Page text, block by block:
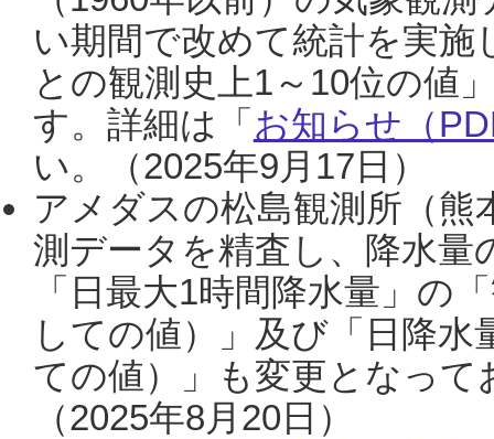
い期間で改めて統計を実
との観測史上1～10位の値
す。詳細は「 お知らせ（
い。（2025年9月17日）
アメダスの松島観測所（熊
測データを精査し、降水
「日最大1時間降水量」の
しての値）」及び「日降
ての値）」も変更となっ
（2025年8月20日）